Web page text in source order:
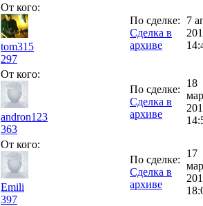
От кого:
tom315
297
По сделке:
Сделка в
архиве
7
От кого:
andron123
363
По сделке:
Сделка в
архиве
18
От кого:
Emili
397
По сделке:
Сделка в
архиве
17